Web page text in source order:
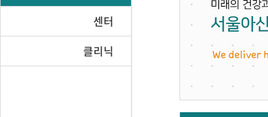
센터
클리닉